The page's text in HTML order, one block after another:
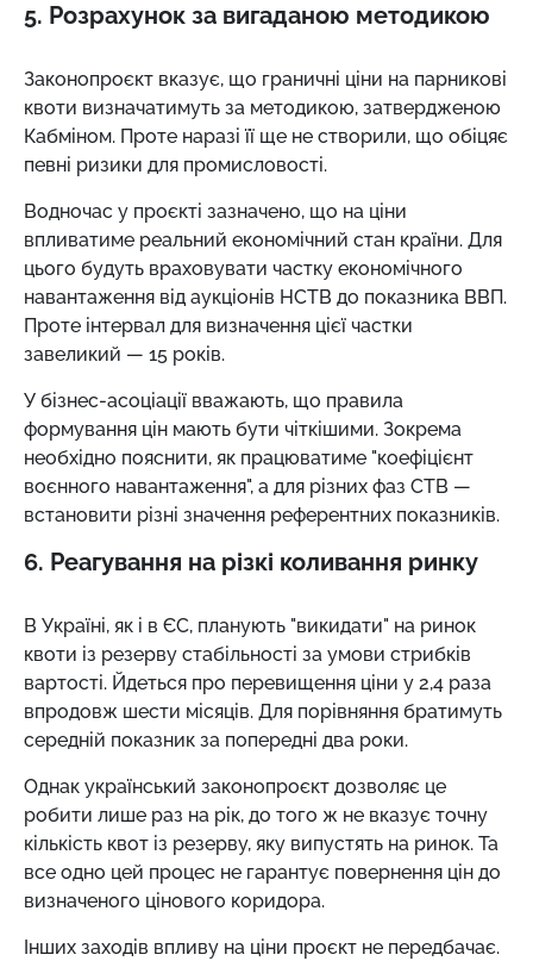
5. Розрахунок за вигаданою методикою
Законопроєкт вказує, що граничні ціни на парникові
квоти визначатимуть за методикою, затвердженою
Кабміном. Проте наразі її ще не створили, що обіцяє
певні ризики для промисловості.
Водночас у проєкті зазначено, що на ціни
впливатиме реальний економічний стан країни. Для
цього будуть враховувати частку економічного
навантаження від аукціонів НСТВ до показника ВВП.
Проте інтервал для визначення цієї частки
завеликий — 15 років.
У бізнес-асоціації вважають, що правила
формування цін мають бути чіткішими. Зокрема
необхідно пояснити, як працюватиме "коефіцієнт
воєнного навантаження", а для різних фаз СТВ —
встановити різні значення референтних показників.
6. Реагування на різкі коливання ринку
В Україні, як і в ЄС, планують "викидати" на ринок
квоти із резерву стабільності за умови стрибків
вартості. Йдеться про перевищення ціни у 2,4 раза
впродовж шести місяців. Для порівняння братимуть
середній показник за попередні два роки.
Однак український законопроєкт дозволяє це
робити лише раз на рік, до того ж не вказує точну
кількість квот із резерву, яку випустять на ринок. Та
все одно цей процес не гарантує повернення цін до
визначеного цінового коридора.
Інших заходів впливу на ціни проєкт не передбачає.